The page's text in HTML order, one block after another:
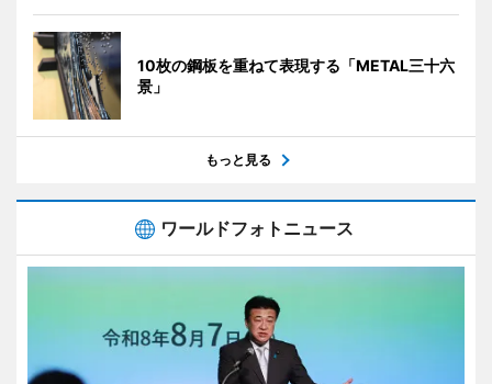
10枚の鋼板を重ねて表現する「METAL三十六
景」
もっと見る
ワールドフォトニュース